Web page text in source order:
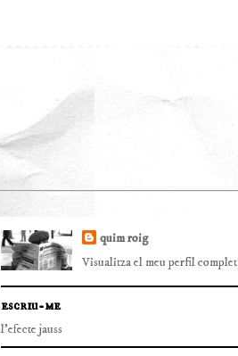
quim roig
Visualitza el meu perfil complet
escriu-me
l'efecte jauss